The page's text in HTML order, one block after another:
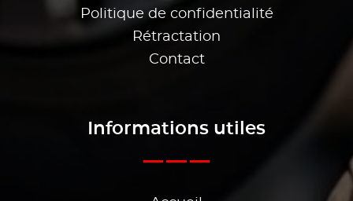
Politique de confidentialité
Rétractation
Contact
Informations utiles